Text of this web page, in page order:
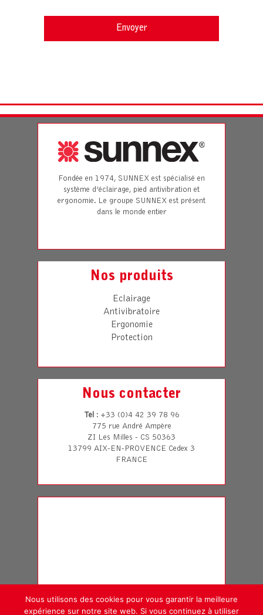
Fondée en 1974, SUNNEX est spécialisé en
système d’éclairage, pied antivibration et
ergonomie. Le groupe SUNNEX est présent
dans le monde entier
Nos produits
Eclairage
Antivibratoire
Ergonomie
Protection
Nous contacter
Tel: +33 (0)4 42 39 78 96
775 rue André Ampère
ZI Les Milles - CS 50363
13799 AIX-EN-PROVENCE Cedex 3
FRANCE
Nous utilisons des cookies pour vous garantir la meilleure
expérience sur notre site web. Si vous continuez à utiliser